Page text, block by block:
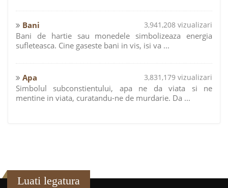
Bani 3,941,208 vizualizari
Bani de hartie sau monedele simbolizeaza energia
sufleteasca. Cine gaseste bani in vis, isi va ...
Apa 3,831,179 vizualizari
Simbolul subconstientului, apa ne da viata si ne
mentine in viata, curatandu-ne de murdarie. Da ...
Luati legatura